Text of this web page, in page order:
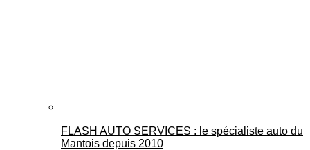
FLASH AUTO SERVICES : le spécialiste auto du
Mantois depuis 2010